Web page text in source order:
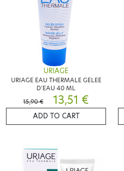
URIAGE
URIAGE EAU THERMALE GELEE
D'EAU 40 ML
15,90 €
13,51 €
ADD TO CART